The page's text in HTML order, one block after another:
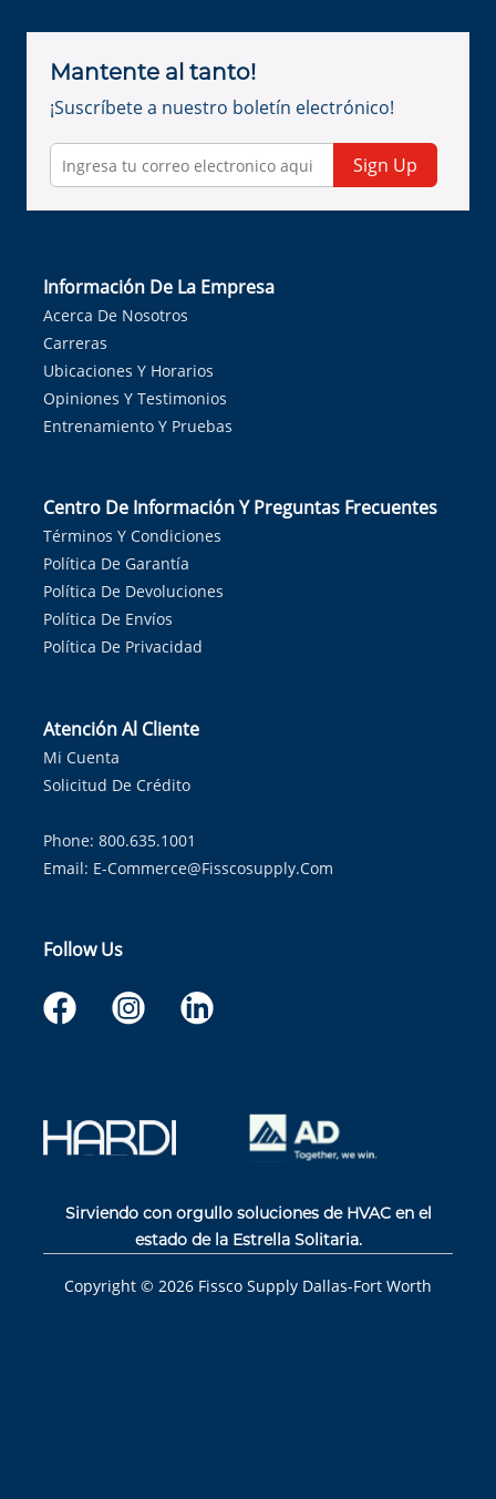
Mantente al tanto!
¡Suscríbete a nuestro boletín electrónico!
Sign Up
Información De La Empresa
Acerca De Nosotros
Carreras
Ubicaciones Y Horarios
Opiniones Y Testimonios
Entrenamiento Y Pruebas
Centro De Información Y Preguntas Frecuentes
Términos Y Condiciones
Política De Garantía
Política De Devoluciones
Política De Envíos
Política De Privacidad
Atención Al Cliente
Mi Cuenta
Solicitud De Crédito
Phone: 800.635.1001
Email: E-Commerce@fisscosupply.com
Follow Us
Sirviendo con orgullo soluciones de HVAC en el
estado de la Estrella Solitaria.
Copyright © 2026 Fissco Supply Dallas-Fort Worth